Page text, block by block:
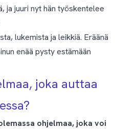
ja juuri nyt hän työskentelee
lukemista ja leikkiä. Eräänä
enää pysty estämään
joka auttaa
ohjelmaa, joka voi